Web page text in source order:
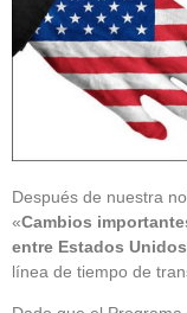
Después de nuestra
«Cambios
entre Estados
línea de tiempo de